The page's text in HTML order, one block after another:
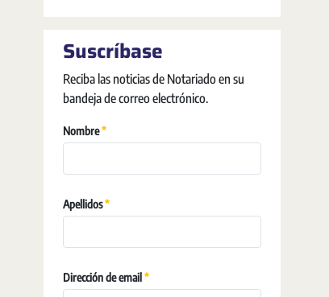
Suscríbase
Reciba las noticias de Notariado en su
bandeja de correo electrónico.
Nombre Obligatori
Apellidos Obligatori
Dirección de email Obligatori